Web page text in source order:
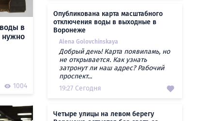
в
нужно
1004
Опубликована карта масштабного
отключения воды в выходные в
Воронеже
Alena Golovchinskaya
Добрый день! Карта появиламь, но
не открывается. Как узнать
затронут ли наш адрес? Рабочий
проспект...
19:27 Сегодня
Четыре улицы на левом берегу